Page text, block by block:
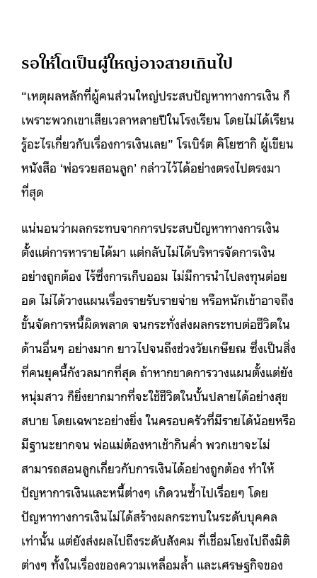
รอให้โตเป็นผู้ใหญ่อาจสายเกินไป
“เหตุผลหลักที่ผู้คนส่วนใหญ่ประสบปัญหาทางการเงิน ก็
เพราะพวกเขาเสียเวลาหลายปีในโรงเรียน โดยไม่ได้เรียน
รู้อะไรเกี่ยวกับเรื่องการเงินเลย” โรเบิร์ต คิโยซากิ ผู้เขียน
หนังสือ ‘พ่อรวยสอนลูก’ กล่าวไว้ได้อย่างตรงไปตรงมา
ที่สุด
แน่นอนว่าผลกระทบจากการประสบปัญหาทางการเงิน
ตั้งแต่การหารายได้มา แต่กลับไม่ได้บริหารจัดการเงิน
อย่างถูกต้อง ไร้ซึ่งการเก็บออม ไม่มีการนำไปลงทุนต่อย
อด ไม่ได้วางแผนเรื่องรายรับรายจ่าย หรือหนักเข้าอาจถึง
ขั้นจัดการหนี้ผิดพลาด จนกระทั่งส่งผลกระทบต่อชีวิตใน
ด้านอื่นๆ อย่างมาก ยาวไปจนถึงช่วงวัยเกษียณ ซึ่งเป็นสิ่ง
ที่คนยุคนี้กังวลมากที่สุด ถ้าหากขาดการวางแผนตั้งแต่ยัง
หนุ่มสาว ก็ยิ่งยากมากที่จะใช้ชีวิตในบั้นปลายได้อย่างสุข
สบาย โดยเฉพาะอย่างยิ่ง ในครอบครัวที่มีรายได้น้อยหรือ
มีฐานะยากจน พ่อแม่ต้องหาเช้ากินค่ำ พวกเขาจะไม่
สามารถสอนลูกเกี่ยวกับการเงินได้อย่างถูกต้อง ทำให้
ปัญหาการเงินและหนี้ต่างๆ เกิดวนซ้ำไปเรื่อยๆ โดย
ปัญหาทางการเงินไม่ได้สร้างผลกระทบในระดับบุคคล
เท่านั้น แต่ยังส่งผลไปถึงระดับสังคม ที่เชื่อมโยงไปถึงมิติ
ต่างๆ ทั้งในเรื่องของความเหลื่อมล้ำ และเศรษฐกิจของ